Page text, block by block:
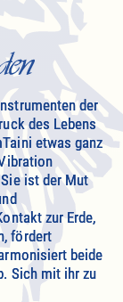
der
des Lebens
etwas ganz
ist der Mut
zur Erde,
fördert
beide
Sich mit ihr zu